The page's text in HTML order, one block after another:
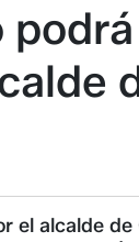
el alcalde